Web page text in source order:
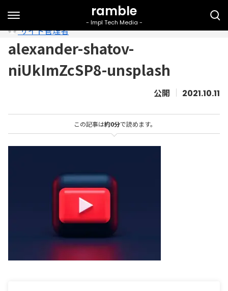
サイト管理者
alexander-shatov-
niUkImZcSP8-unsplash
2021.10.11
この記事は約0分で読めます。